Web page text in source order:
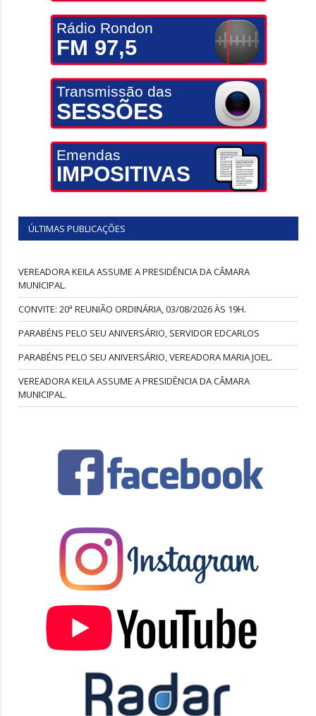
Rádio Rondon
FM 97,5
Transmissão das
SESSÕES
Emendas
IMPOSITIVAS
ÚLTIMAS PUBLICAÇÕES
VEREADORA KEILA ASSUME A PRESIDÊNCIA DA CÂMARA
MUNICIPAL.
CONVITE: 20ª REUNIÃO ORDINÁRIA, 03/08/2026 ÀS 19H.
PARABÉNS PELO SEU ANIVERSÁRIO, SERVIDOR EDCARLOS
PARABÉNS PELO SEU ANIVERSÁRIO, VEREADORA MARIA JOEL.
VEREADORA KEILA ASSUME A PRESIDÊNCIA DA CÂMARA
MUNICIPAL.